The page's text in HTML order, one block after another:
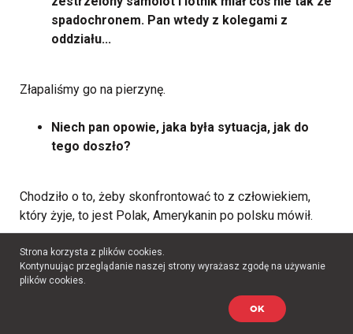
spadochronem. Pan wtedy z kolegami z
oddziału...
Złapaliśmy go na pierzynę.
Niech pan opowie, jaka była sytuacja, jak do
tego doszło?
Chodziło o to, żeby skonfrontować to z człowiekiem,
który żyje, to jest Polak, Amerykanin po polsku mówił.
Proszę powiedzieć, jak pan to pamięta?
Widzieliśmy jego zestrzelonego, samolot spadł do
Wisły. Oni wcześniej zrobili zrzut chyba do Niemców, do
Strona korzysta z plików cookies.
Kontynuując przeglądanie naszej strony wyrażasz zgodę na używanie
plików cookies.
OK